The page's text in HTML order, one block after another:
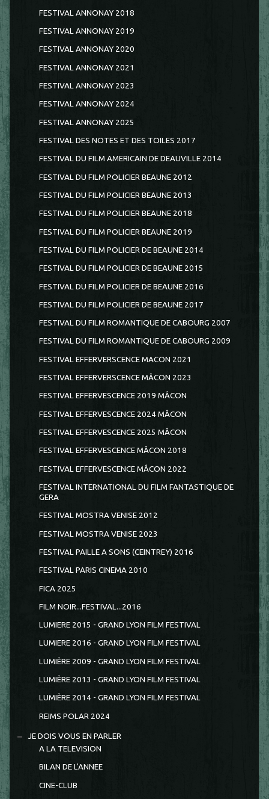
FESTIVAL ANNONAY 2018
FESTIVAL ANNONAY 2019
FESTIVAL ANNONAY 2020
FESTIVAL ANNONAY 2021
FESTIVAL ANNONAY 2023
FESTIVAL ANNONAY 2024
FESTIVAL ANNONAY 2025
FESTIVAL DES NOTES ET DES TOILES 2017
FESTIVAL DU FILM AMERICAIN DE DEAUVILLE 2014
FESTIVAL DU FILM POLICIER BEAUNE 2012
FESTIVAL DU FILM POLICIER BEAUNE 2013
FESTIVAL DU FILM POLICIER BEAUNE 2018
FESTIVAL DU FILM POLICIER BEAUNE 2019
FESTIVAL DU FILM POLICIER DE BEAUNE 2014
FESTIVAL DU FILM POLICIER DE BEAUNE 2015
FESTIVAL DU FILM POLICIER DE BEAUNE 2016
FESTIVAL DU FILM POLICIER DE BEAUNE 2017
FESTIVAL DU FILM ROMANTIQUE DE CABOURG 2007
FESTIVAL DU FILM ROMANTIQUE DE CABOURG 2009
FESTIVAL EFFERVERSCENCE MACON 2021
FESTIVAL EFFERVERSCENCE MÂCON 2023
FESTIVAL EFFERVESCENCE 2019 MÂCON
FESTIVAL EFFERVESCENCE 2024 MÂCON
FESTIVAL EFFERVESCENCE 2025 MÂCON
FESTIVAL EFFERVESCENCE MÂCON 2018
FESTIVAL EFFERVESCENCE MÂCON 2022
FESTIVAL INTERNATIONAL DU FILM FANTASTIQUE DE
GERA
FESTIVAL MOSTRA VENISE 2012
FESTIVAL MOSTRA VENISE 2023
FESTIVAL PAILLE A SONS (CEINTREY) 2016
FESTIVAL PARIS CINEMA 2010
FICA 2025
FILM NOIR...FESTIVAL...2016
LUMIERE 2015 - GRAND LYON FILM FESTIVAL
LUMIERE 2016 - GRAND LYON FILM FESTIVAL
LUMIÈRE 2009 - GRAND LYON FILM FESTIVAL
LUMIÈRE 2013 - GRAND LYON FILM FESTIVAL
LUMIÈRE 2014 - GRAND LYON FILM FESTIVAL
REIMS POLAR 2024
JE DOIS VOUS EN PARLER
A LA TELEVISION
BILAN DE L'ANNEE
CINE-CLUB